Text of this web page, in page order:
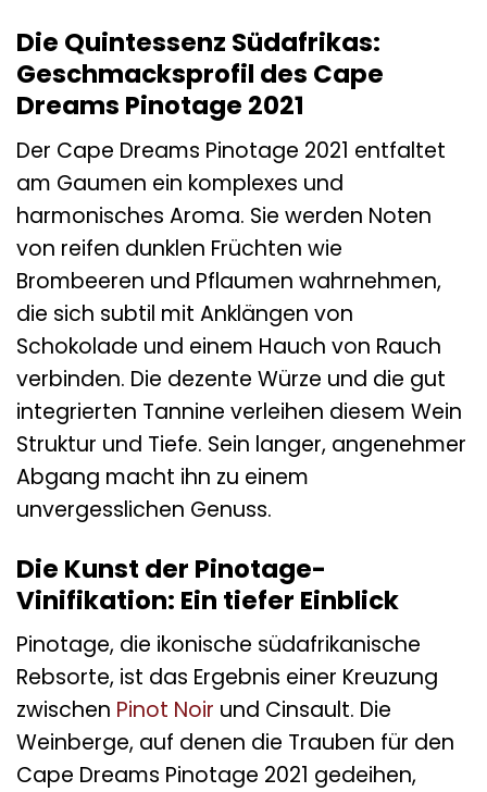
Die Quintessenz Südafrikas:
Geschmacksprofil des Cape
Dreams Pinotage 2021
Der Cape Dreams Pinotage 2021 entfaltet
am Gaumen ein komplexes und
harmonisches Aroma. Sie werden Noten
von reifen dunklen Früchten wie
Brombeeren und Pflaumen wahrnehmen,
die sich subtil mit Anklängen von
Schokolade und einem Hauch von Rauch
verbinden. Die dezente Würze und die gut
integrierten Tannine verleihen diesem Wein
Struktur und Tiefe. Sein langer, angenehmer
Abgang macht ihn zu einem
unvergesslichen Genuss.
Die Kunst der Pinotage-
Vinifikation: Ein tiefer Einblick
Pinotage, die ikonische südafrikanische
Rebsorte, ist das Ergebnis einer Kreuzung
zwischen Pinot Noir und Cinsault. Die
Weinberge, auf denen die Trauben für den
Cape Dreams Pinotage 2021 gedeihen,